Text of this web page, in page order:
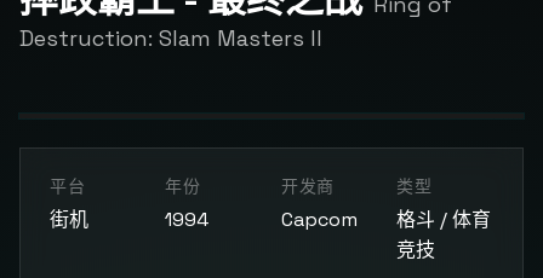
Destruction: Slam Masters II
开始游戏
点击按钮加载游戏模拟器
平台
街机
年份
1994
开发商
Capcom
类型
格斗 / 体育
竞技